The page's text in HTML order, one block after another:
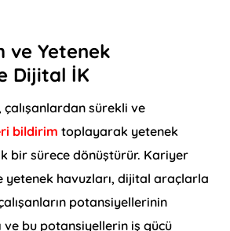
ve Yetenek
Dijital İK
sürekli ve
bildirim toplayarak yetenek
bir sürece dönüştürür. Kariyer
yetenek havuzları, dijital araçlarla
potansiyellerinin
ve bu potansiyellerin iş gücü